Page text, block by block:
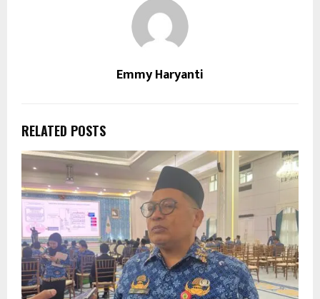
Emmy Haryanti
RELATED POSTS